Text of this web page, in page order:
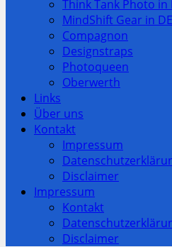
Think Tank Photo in
MindShift Gear in DE
Compagnon
Designstraps
Photoqueen
Oberwerth
Links
Über uns
Kontakt
Impressum
Disclaimer
Impressum
Kontakt
Disclaimer